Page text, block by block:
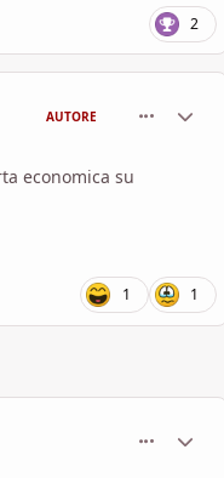
2
AUTORE
economica su
1 1